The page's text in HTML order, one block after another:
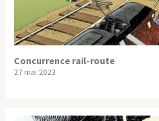
Concurrence rail-route
27 mai 2023